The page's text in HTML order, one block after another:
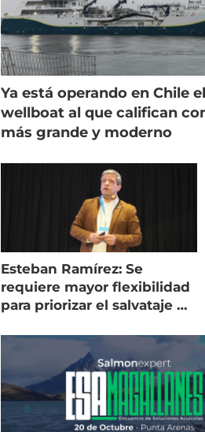
Ya está operando en Chile el
wellboat al que califican
más grande y moderno
Esteban Ramírez: Se
requiere mayor flexibilidad
para priorizar el salvataje de